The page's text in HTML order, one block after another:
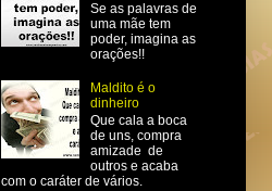
Se as palavras de
uma mãe tem
poder, imagina as
orações!!
Maldito é o
dinheiro
Que cala a boca
de uns, compra
amizade de
outros e acaba
com o caráter de vários.